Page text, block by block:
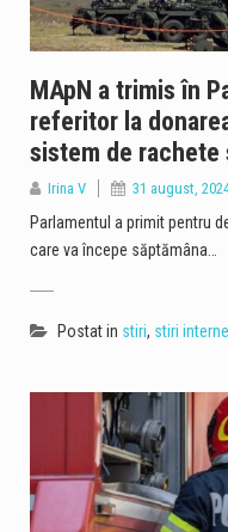
MApN a trimis în
referitor la
sistem de rachete
Irina V 31 august,
Parlamentul a primit pentru
care va începe săptămâna…
Postat in stiri, stiri interne